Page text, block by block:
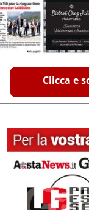
Clicca e